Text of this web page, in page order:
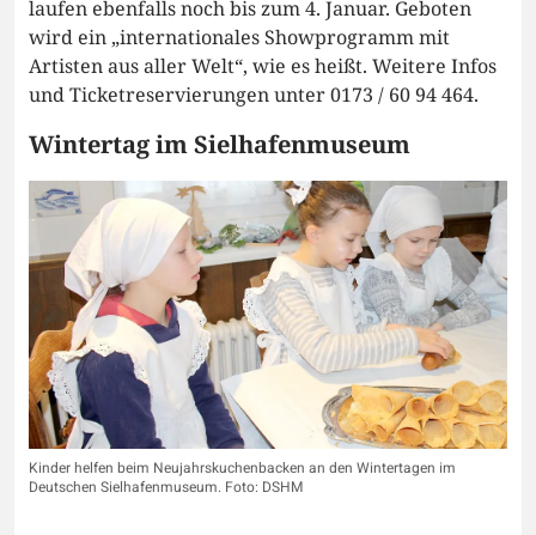
laufen ebenfalls noch bis zum 4. Januar. Geboten
wird ein „internationales Showprogramm mit
Artisten aus aller Welt“, wie es heißt. Weitere Infos
und Ticketreservierungen unter 0173 / 60 94 464.
Wintertag im Sielhafenmuseum
Kinder helfen beim Neujahrskuchenbacken an den Wintertagen im
Deutschen Sielhafenmuseum. Foto: DSHM